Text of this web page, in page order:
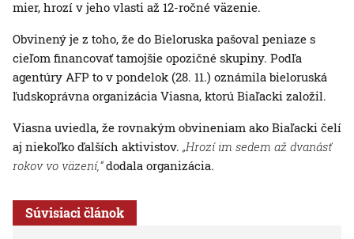
mier, hrozí v jeho vlasti až 12-ročné väzenie.
Obvinený je z toho, že do Bieloruska pašoval peniaze s
cieľom financovať tamojšie opozičné skupiny. Podľa
agentúry AFP to v pondelok (28. 11.) oznámila bieloruská
ľudskoprávna organizácia Viasna, ktorú Biaľacki založil.
Viasna uviedla, že rovnakým obvineniam ako Biaľacki čelí
aj niekoľko ďalších aktivistov. „Hrozí im sedem až dvanásť
rokov vo väzení,“dodala organizácia.
Súvisiaci článok